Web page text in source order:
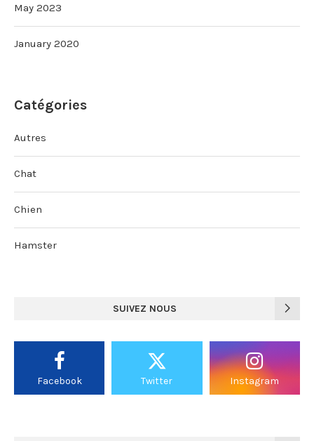
May 2023
January 2020
Catégories
Autres
Chat
Chien
Hamster
SUIVEZ NOUS
Facebook Twitter Instagram